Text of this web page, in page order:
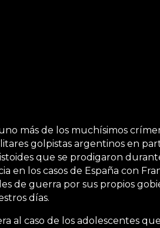
más de los muchísimos
golpistas argentinos en
que se prodigaron
en los casos de España con
de guerra por sus propios
días.
al caso de los adolescentes